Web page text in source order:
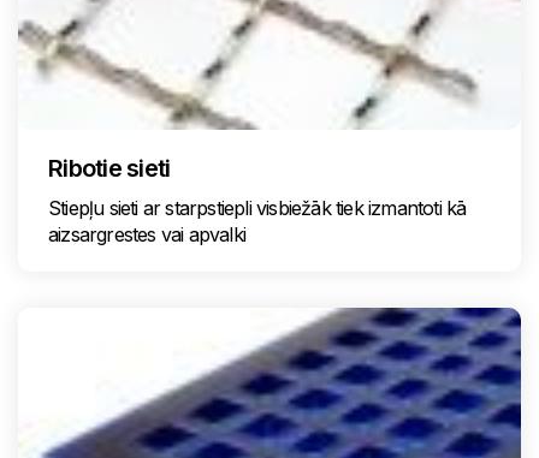
Ribotie sieti
Stiepļu sieti ar starpstiepli visbiežāk tiek izmantoti kā
aizsargrestes vai apvalki